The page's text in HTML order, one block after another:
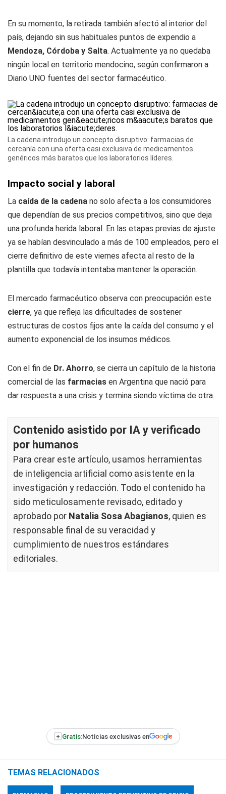
En su momento, la retirada también afectó al interior del
país, dejando sin sus habituales puntos de expendio a
Mendoza, Córdoba y Salta. Actualmente ya no quedaba
ningún local en territorio mendocino, según confirmaron a
Diario UNO fuentes del sector farmacéutico.
La cadena introdujo un concepto disruptivo: farmacias de
cercanía con una oferta casi exclusiva de medicamentos
genéricos más baratos que los laboratorios líderes.
Impacto social y laboral
La caída de la cadena no solo afecta a los consumidores
que dependían de sus precios competitivos, sino que deja
una profunda herida laboral. En las etapas previas de ajuste
ya se habían desvinculado a más de 100 empleados, pero el
cierre definitivo de este viernes afecta al resto de la
plantilla que todavía intentaba mantener la operación.
El mercado farmacéutico observa con preocupación este
cierre, ya que refleja las dificultades de sostener
estructuras de costos fijos ante la caída del consumo y el
aumento exponencial de los insumos médicos.
Con el fin de Dr. Ahorro, se cierra un capítulo de la historia
comercial de las farmacias en Argentina que nació para
dar respuesta a una crisis y termina siendo víctima de otra.
Contenido asistido por IA y verificado
por humanos
Para crear este artículo, usamos herramientas
de inteligencia artificial como asistente en la
investigación y redacción. Todo el contenido ha
sido meticulosamente revisado, editado y
aprobado por Natalia Sosa Abagianos, quien es
responsable final de su veracidad y
cumplimiento de nuestros estándares
editoriales.
+ Gratis:Noticias exclusivas en
TEMAS RELACIONADOS